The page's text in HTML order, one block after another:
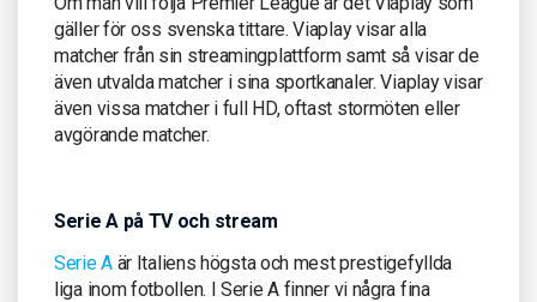
gäller för oss svenska tittare. Viaplay visar alla
matcher från sin streamingplattform samt så visar de
även utvalda matcher i sina sportkanaler. Viaplay visar
även vissa matcher i full HD, oftast stormöten eller
avgörande matcher.
Serie A på TV och stream
Serie Aär Italiens högsta och mest prestigefyllda
liga inom fotbollen. I Serie A finner vi några fina